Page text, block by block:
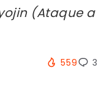
(Ataque a
559 3